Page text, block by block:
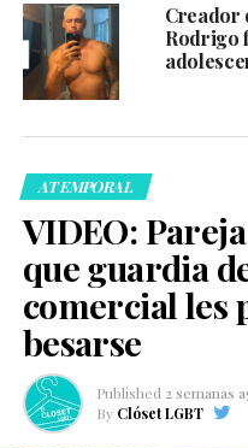
Creador
Rodrigo
ATEMPORAL
VIDEO:
que guardia
comercial les
besarse
Published 2 semanas
By Clóset LGBT